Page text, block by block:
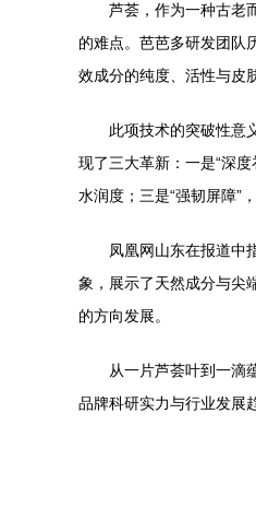
芦荟，作为一种古老
的难点。芭芭多研发团队
效成分的纯度、活性与皮
此项技术的突破性意
现了三大革新：一是“深
水润度；三是“强韧屏障”
凤凰网山东在报道中
象，展示了天然成分与尖
的方向发展。
从一片芦荟叶到一滴
品牌科研实力与行业发展